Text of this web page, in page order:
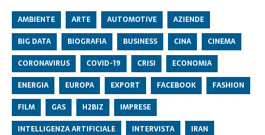
AMBIENTE ARTE AUTOMOTIVE
AZIENDE
BIG DATA
BIOGRAFIA BUSINESS CINA
CINEMA
CORONAVIRUS
COVID-19 CRISI
ECONOMIA
ENERGIA
EUROPA EXPORT FACEBOOK
FASHION
FILM
GAS H2BIZ
IMPRESE
INTELLIGENZA ARTIFICIALE
INTERVISTA IRAN